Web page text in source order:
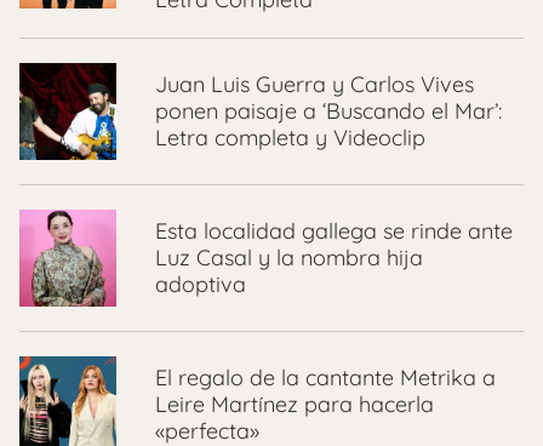
Juan Luis Guerra y Carlos Vives
ponen paisaje a ‘Buscando el Mar’:
Letra completa y Videoclip
Esta localidad gallega se rinde ante
Luz Casal y la nombra hija
adoptiva
El regalo de la cantante Metrika a
Leire Martínez para hacerla
«perfecta»